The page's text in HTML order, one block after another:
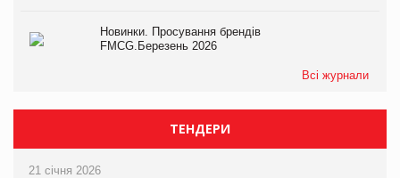
Новинки. Просування брендів
FMCG.Березень 2026
Всі журнали
ТЕНДЕРИ
21 січня 2026